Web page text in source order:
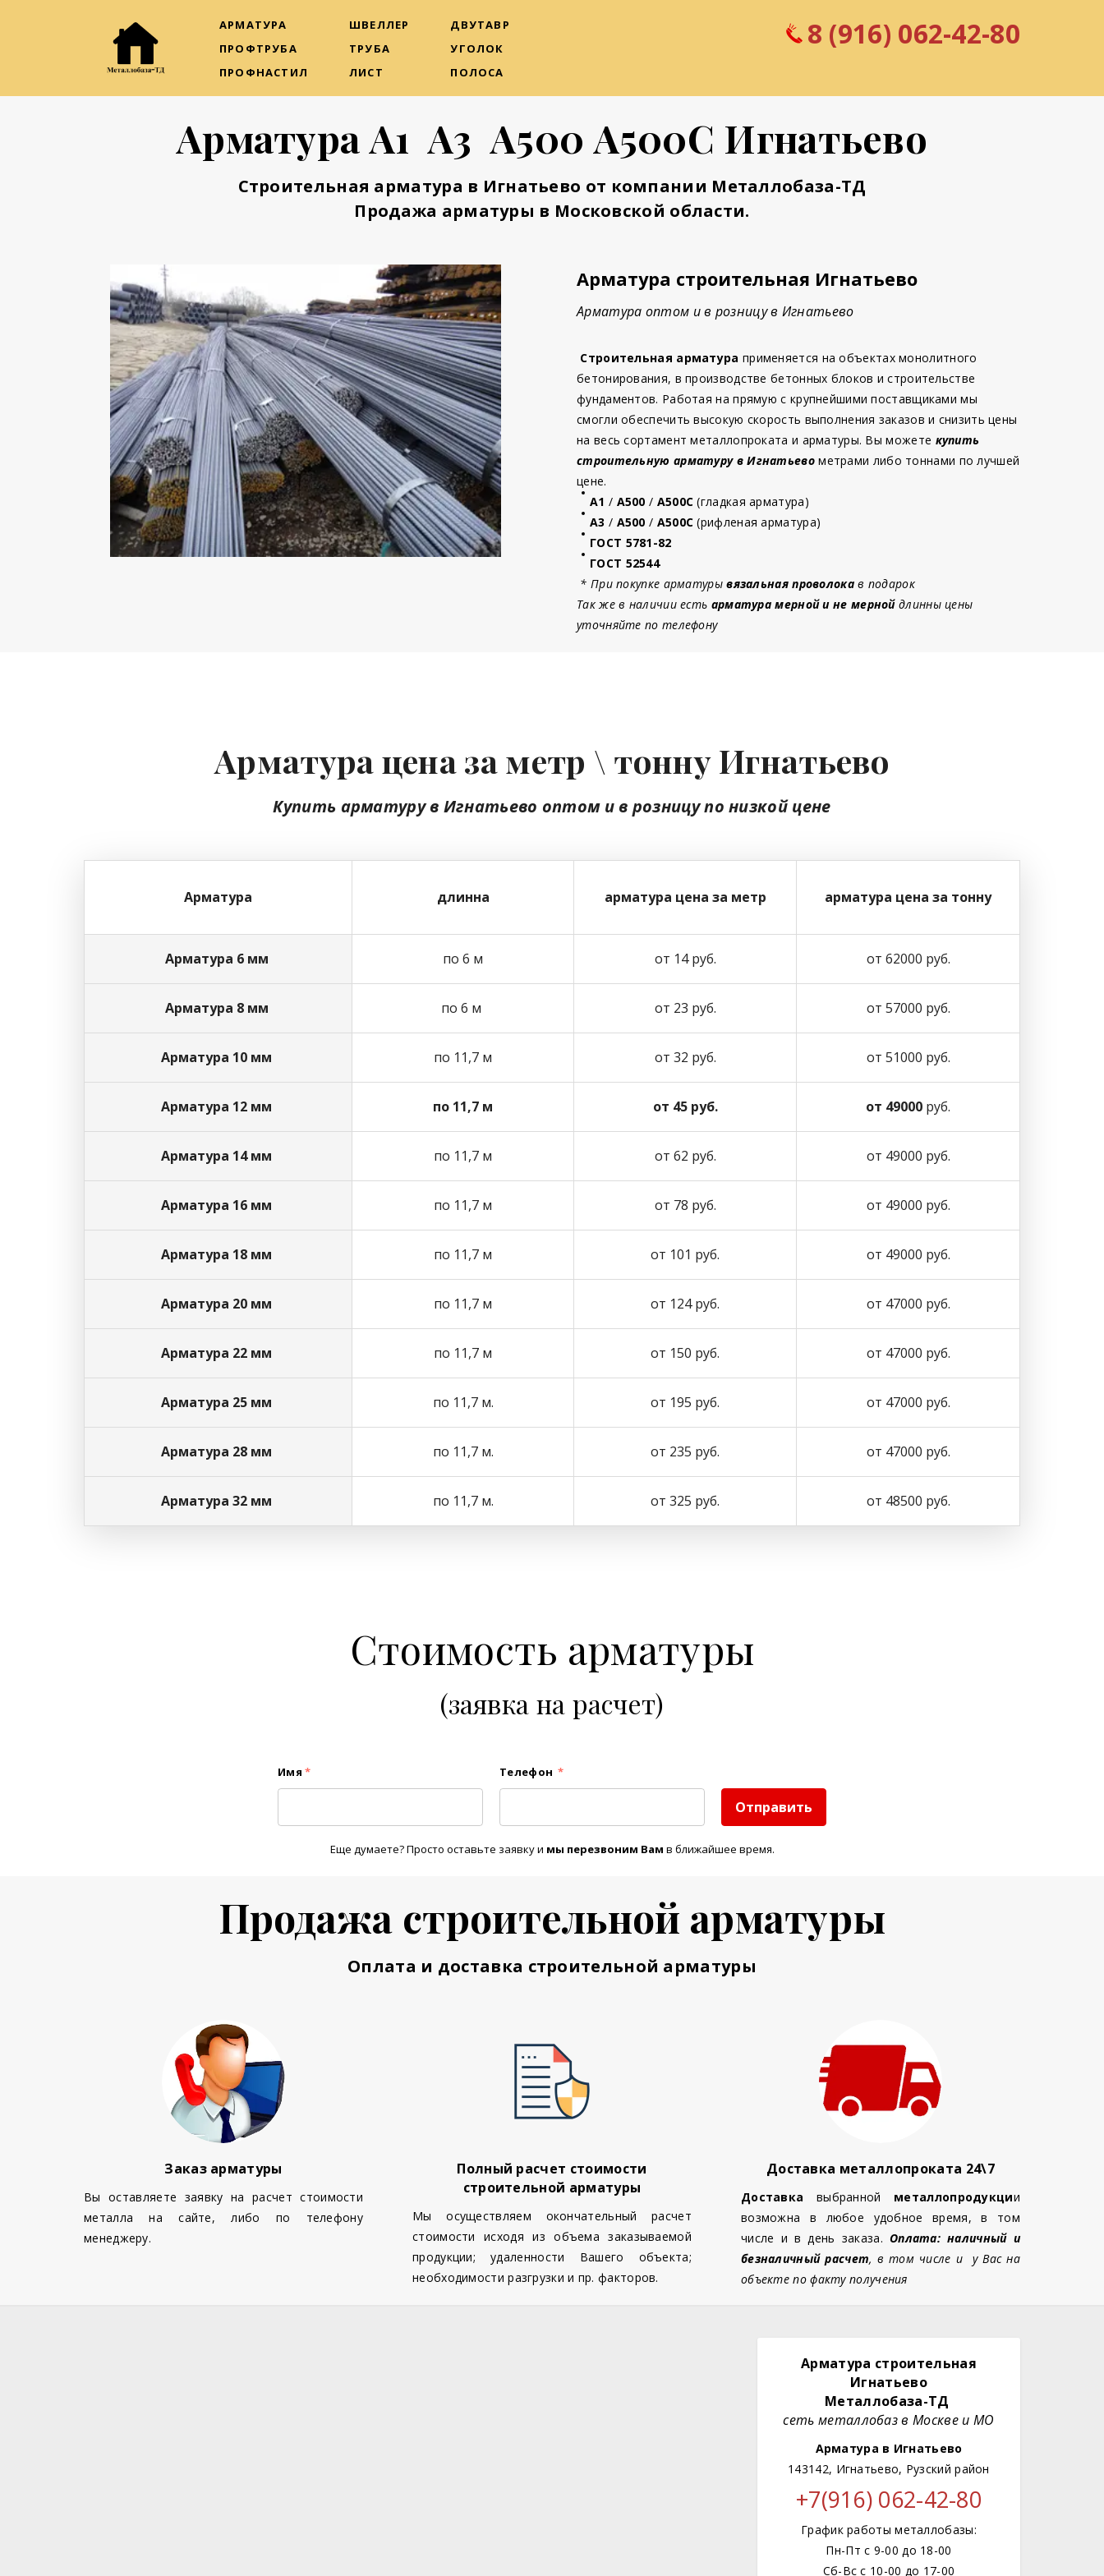
АРМАТУРА
ПРОФТРУБА
ПРОФНАСТИЛ
ШВЕЛЛЕР
ТРУБА
ЛИСТ
ДВУТАВР
УГОЛОК
ПОЛОСА
8 (916) 062-42-80
Арматура А1 А3 А500 А500С Игнатьево
Строительная арматура в Игнатьево от компании Металлобаза-ТД
Продажа арматуры в Московской области.
Арматура строительная Игнатьево
Арматура оптом и в розницу в Игнатьево
Строительная арматура применяется на объектах монолитного
бетонирования, в производстве бетонных блоков и строительстве
фундаментов. Работая на прямую с крупнейшими поставщиками мы
смогли обеспечить высокую скорость выполнения заказов и снизить цены
на весь сортамент металлопроката и арматуры. Вы можете купить
строительную арматуру в Игнатьевометрами либо тоннами по лучшей
цене.
А1 / А500 / А500С (гладкая арматура)
А3 / А500 / А500С (рифленая арматура)
ГОСТ 5781-82
ГОСТ 52544
* При покупке арматурывязальная проволокав подарок
Так же в наличии есть арматура мерной и не мернойдлинны цены
уточняйте по телефону
Арматура цена за метр \ тонну Игнатьево
Купить арматуру в Игнатьево оптоми в розницупо низкой цене
Арматура длинна арматура цена за метр арматура цена за тонну
Арматура 6 мм по 6 м от 14 руб. от 62000 руб.
Арматура 8 мм по 6 м от 23 руб. от 57000 руб.
Арматура 10 мм по 11,7 м от 32 руб. от 51000 руб.
Арматура 12 мм по 11,7 м от 45 руб. от 49000 руб.
Арматура 14 мм по 11,7 м от 62 руб. от 49000 руб.
Арматура 16 мм по 11,7 м от 78 руб. от 49000 руб.
Арматура 18 мм по 11,7 м от 101 руб. от 49000 руб.
Арматура 20 мм по 11,7 м от 124 руб. от 47000 руб.
Арматура 22 мм по 11,7 м от 150 руб. от 47000 руб.
Арматура 25 мм по 11,7 м. от 195 руб. от 47000 руб.
Арматура 28 мм по 11,7 м. от 235 руб. от 47000 руб.
Арматура 32 мм по 11,7 м. от 325 руб. от 48500 руб.
Стоимость арматуры
(заявка на расчет)
Имя * Телефон *
Отправить
Еще думаете? Просто оставьте заявку и мы перезвоним Вам в ближайшее время.
Продажа строительной арматуры
Оплата и доставка строительной арматуры
Заказ арматуры
Вы оставляете заявку на расчет стоимости
металла на сайте, либо по телефону
менеджеру.
Полный расчет стоимости
строительной арматуры
Мы осуществляем окончательный расчет
стоимости исходя из объема заказываемой
продукции; удаленности Вашего объекта;
необходимости разгрузки и пр. факторов.
Доставка металлопроката 24\7
Доставка выбранной металлопродукции
возможна в любое удобное время, в том
числе и в день заказа. Оплата: наличный и
безналичный расчет, в том числе и у Вас на
объекте по факту получения
Арматура строительная
Игнатьево
Металлобаза-ТД
сеть металлобаз в Москве и МО
Арматура в Игнатьево
143142, Игнатьево, Рузский район
+7(916) 062-42-80
График работы металлобазы:
Пн-Пт с 9-00 до 18-00
Сб-Вс с 10-00 до 17-00